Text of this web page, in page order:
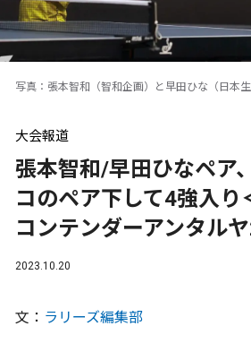
写真：張本智和（智和企画）と早田ひな（日本
大会報道
張本智和/早田ひなペア
コのペア下して4強入り
コンテンダーアンタル
2023.10.20
文： ラリーズ編集部